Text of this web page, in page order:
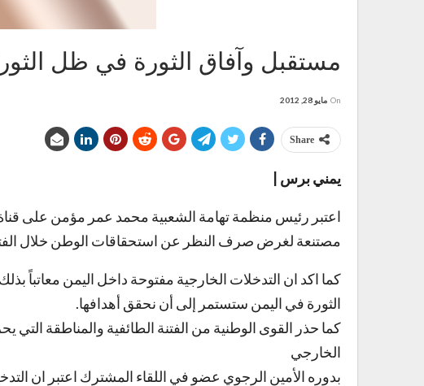
مستقبل وآفاق الثورة في ظل
On مايو 28, 2012
Share
يمني برس |
اعتبر رئيس منظمة تهامة الشعبية محمد عمر مؤمن على قناة
مصتنعة لغرض صرف النظر عن استحقاقات الوطن خلال الفترة
كما اكد ان التدخلات الخارجية مفتوحة داخل اليمن معاتباً
الثورة في اليمن ستستمر إلى أن نحقق أهدافها.
كما حذر القوى الوطنية من الفتنة الطائفية والمناطقة التي
الخارجي
بدوره الأمين الرجوي عضو في اللقاء المشترك اعتبر ان